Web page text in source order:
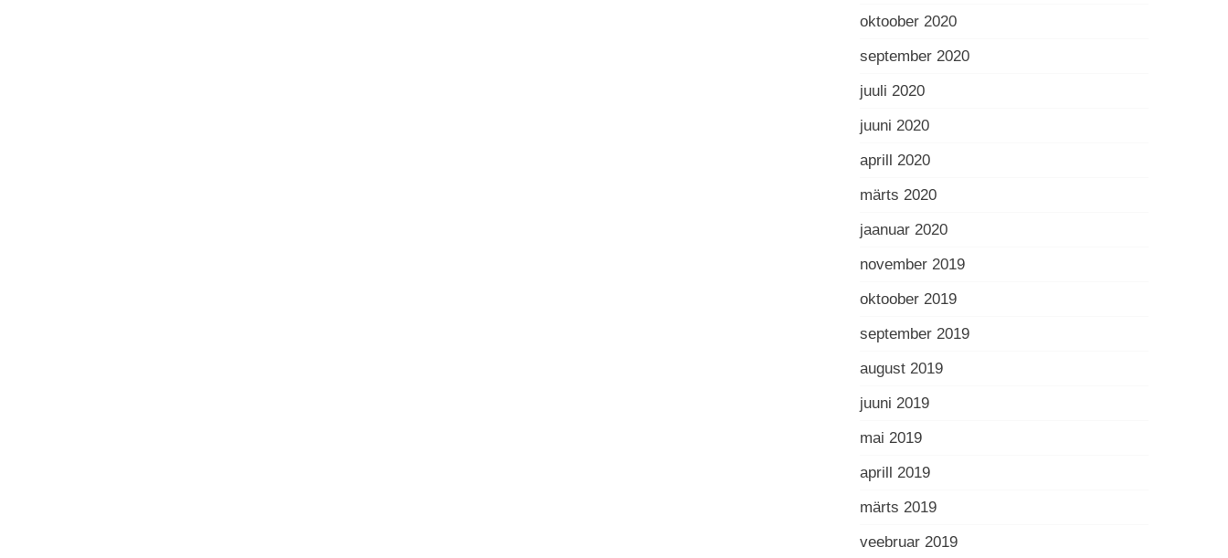
oktoober 2020
september 2020
juuli 2020
juuni 2020
aprill 2020
märts 2020
jaanuar 2020
november 2019
oktoober 2019
september 2019
august 2019
juuni 2019
mai 2019
aprill 2019
märts 2019
veebruar 2019